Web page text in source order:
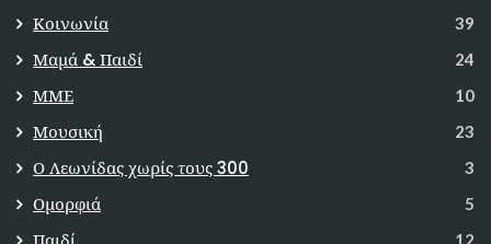
Κοινωνία 39
Μαμά & Παιδί 24
ΜΜΕ 10
Μουσική 23
Ο Λεωνίδας χωρίς τους 300 3
Ομορφιά 5
12